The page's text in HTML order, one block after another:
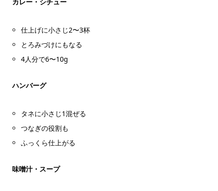
仕上げに小さじ2〜3杯
とろみづけにもなる
4人分で6〜10g
ハンバーグ
タネに小さじ1混ぜる
つなぎの役割も
ふっくら仕上がる
味噌汁・スープ